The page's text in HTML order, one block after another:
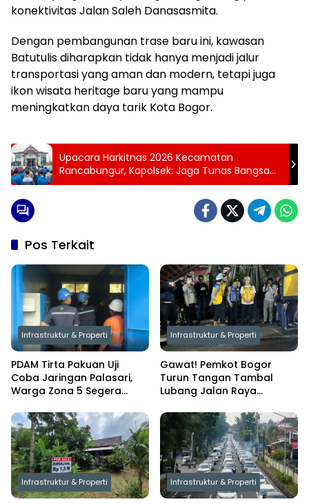
konektivitas Jalan Saleh Danasasmita.
Dengan pembangunan trase baru ini, kawasan
Batutulis diharapkan tidak hanya menjadi jalur
transportasi yang aman dan modern, tetapi juga
ikon wisata heritage baru yang mampu
meningkatkan daya tarik Kota Bogor.
Upacara Harkitnas 2026 Kecamatan
Rancabungur, Kapolsek: Jaga Tunas Bangsa
Demi Kedaulatan Negara
Pos Terkait
Infrastruktur & Properti
PDAM Tirta Pakuan Uji
Coba Jaringan Palasari,
Warga Zona 5 Segera
Jam
Infrastruktur & Properti
Gawat! Pemkot Bogor
Turun Tangan Tambal
Lubang Jalan Raya
Ambil Langkah Berani
Infrastruktur & Properti Infrastruktur & Properti